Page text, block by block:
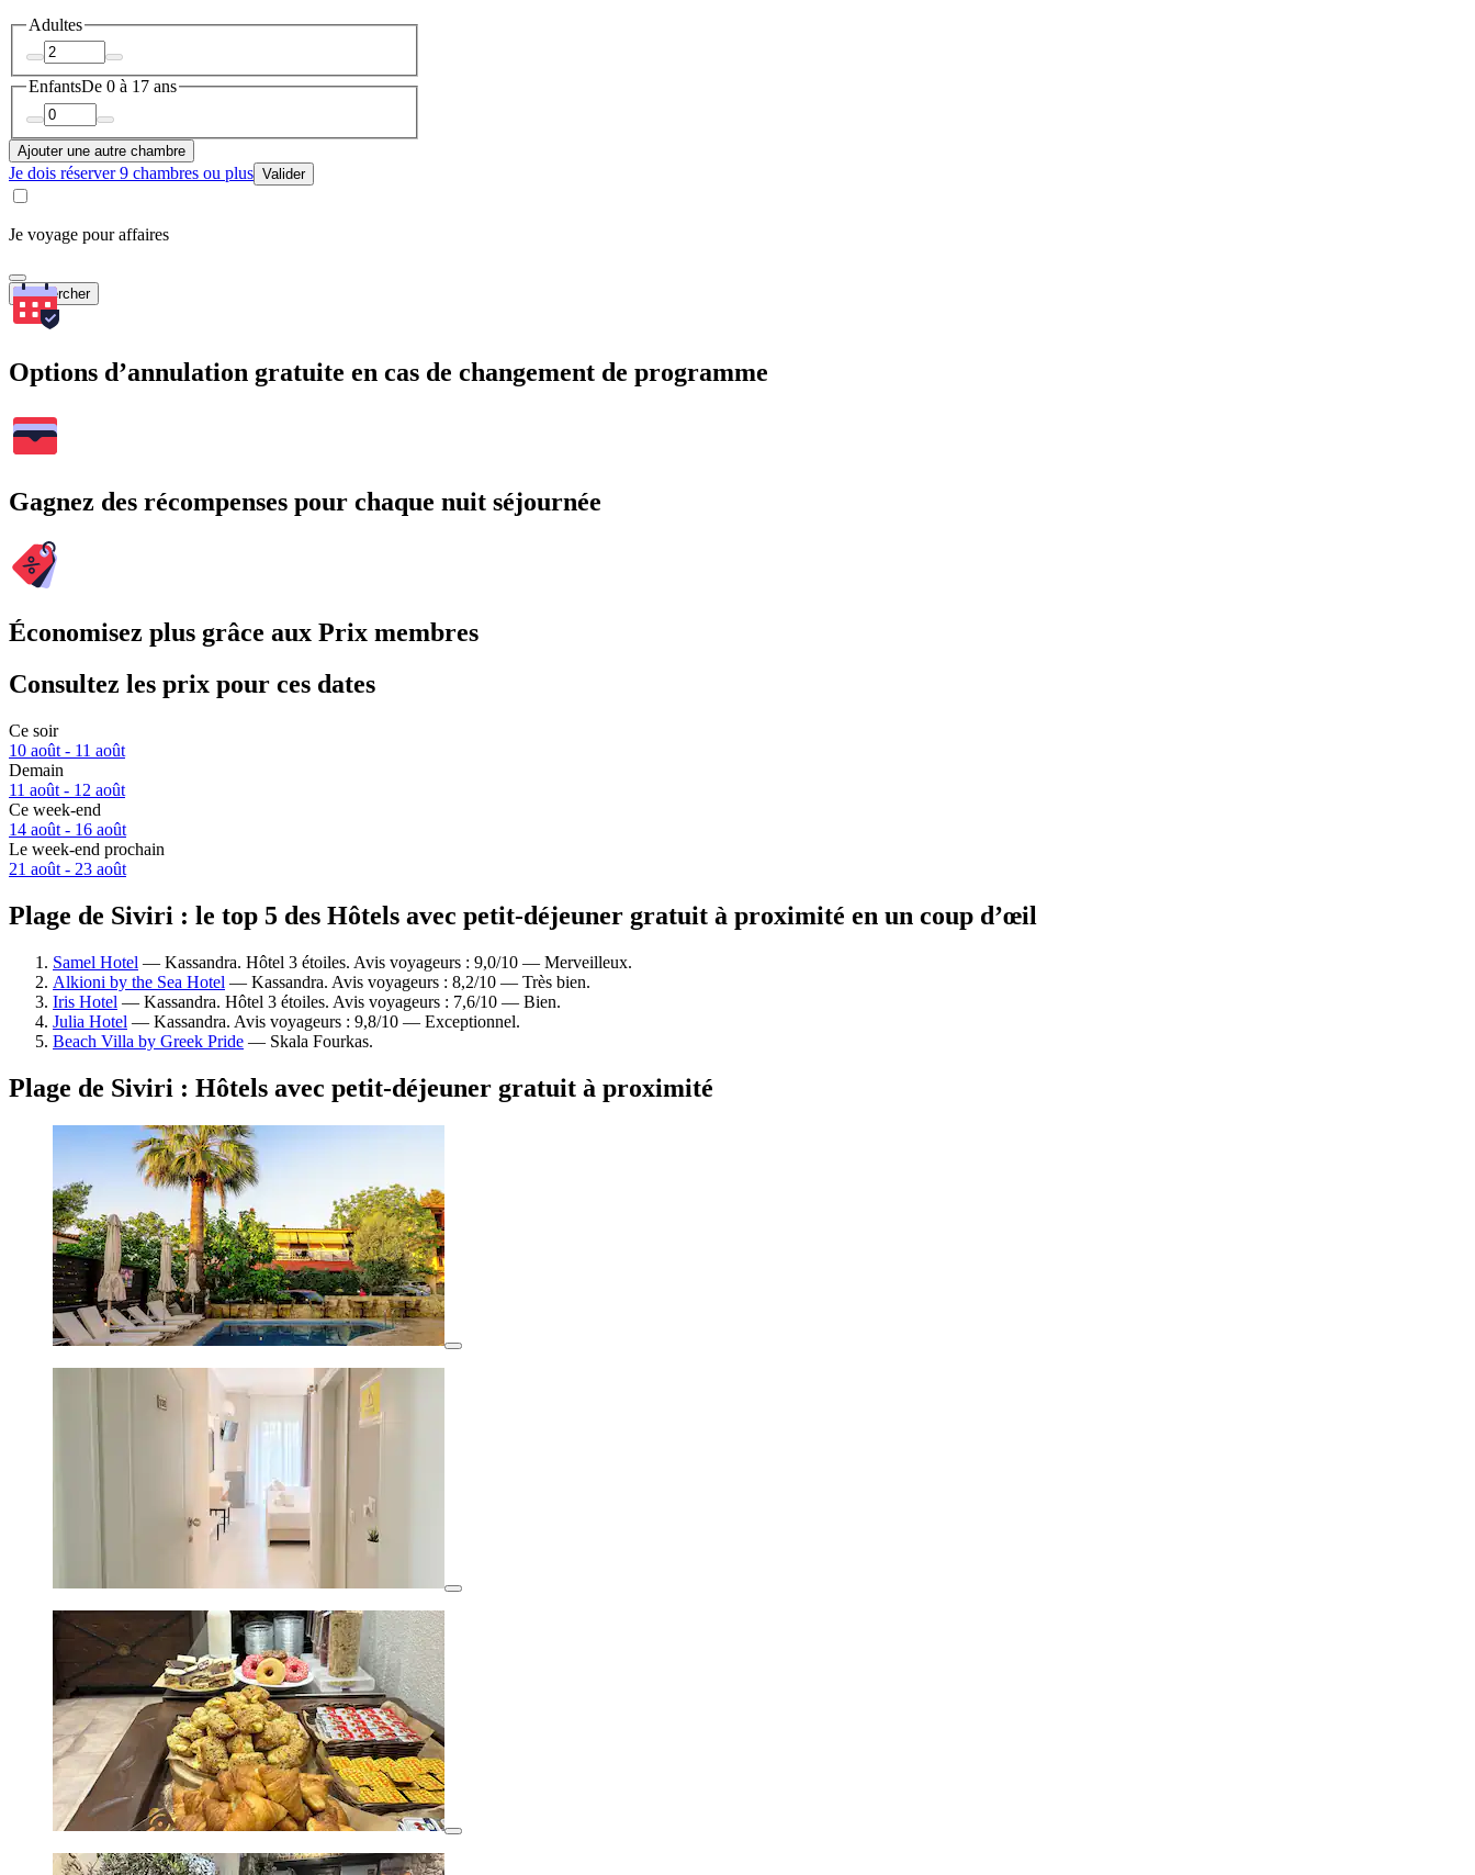
Adultes
EnfantsDe 0 à 17 ans
Ajouter une autre chambre
Je dois réserver 9 chambres ou plus Valider
Je voyage pour affaires
Rechercher
Options d’annulation gratuite en cas de changement de programme
Gagnez des récompenses pour chaque nuit séjournée
Économisez plus grâce aux Prix membres
Consultez les prix pour ces dates
Ce soir
10 août - 11 août
Demain
11 août - 12 août
Ce week-end
14 août - 16 août
Le week-end prochain
21 août - 23 août
Plage de Siviri : le top 5 des Hôtels avec petit-déjeuner gratuit à proximité en un coup d’œil
Samel Hotel — Kassandra. Hôtel 3 étoiles. Avis voyageurs : 9,0/10 — Merveilleux.
Alkioni by the Sea Hotel — Kassandra. Avis voyageurs : 8,2/10 — Très bien.
Iris Hotel — Kassandra. Hôtel 3 étoiles. Avis voyageurs : 7,6/10 — Bien.
Julia Hotel — Kassandra. Avis voyageurs : 9,8/10 — Exceptionnel.
Beach Villa by Greek Pride — Skala Fourkas.
Plage de Siviri : Hôtels avec petit-déjeuner gratuit à proximité